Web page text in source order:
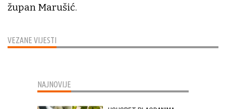
VEZANE VIJESTI
župan Marušić.
NAJNOVIJE